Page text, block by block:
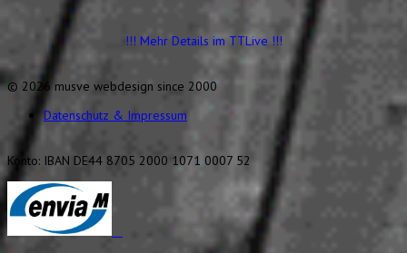
!!! Mehr Details im TTLive !!!
© 2026 musve webdesign since 2000
Datenschutz & Impressum
Konto: IBAN DE44 8705 2000 1071 0007 52